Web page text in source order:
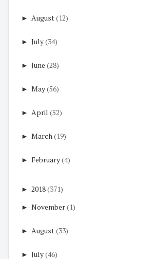
► August(12)
► July(34)
► June (28)
► May(56)
► April (52)
► March(19)
► February(4)
► 2018(371)
► November(1)
► August(33)
► July(46)